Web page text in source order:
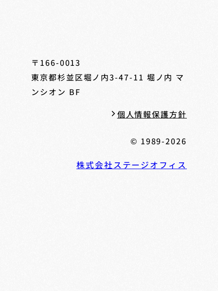
〒166-0013
東京都杉並区堀ノ内3-47-11 堀ノ内 マ
ンシオン BF
個人情報保護方針
© 1989-2026
株式会社ステージオフィス